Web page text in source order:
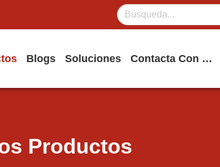
Blogs Soluciones Contacta Con Nosotros
Productos